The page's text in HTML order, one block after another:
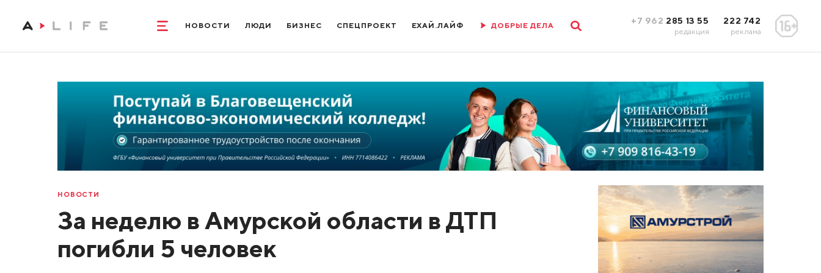
НОВОСТИ ЛЮДИ БИЗНЕС СПЕЦПРОЕКТ ЕХАЙ.ЛАЙФ ДОБРЫЕ ДЕЛА +7 962 285 13 55
редакция
222 742
реклама
НОВОСТИ
За неделю в Амурской области в ДТП
погибли 5 человек